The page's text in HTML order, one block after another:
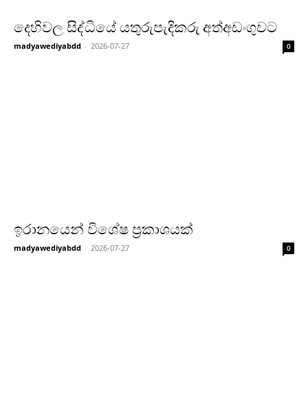
දෙහිවල සිද්ධියේ යතුරුපැදිකරු අත්අඩංගුවට
madyawediyabdd - 2026-07-27 0
ඉරානයෙන් විශේෂ ප්‍රකාශයක්
madyawediyabdd - 2026-07-27 0